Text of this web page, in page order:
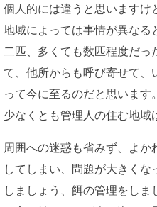
個人的には違うと思いますけ
地域によっては事情が異なる
二匹、多くても数匹程度だ
て、他所からも呼び寄せて、
って今に至るのだと思います。
少なくとも管理人の住む地域
周囲への迷惑も省みず、よ
してしまい、問題が大きく
しましょう、餌の管理をしま